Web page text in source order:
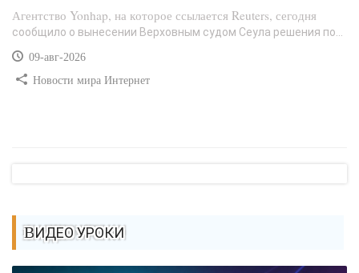
Агентство Yonhap, на которое ссылается Reuters, сегодня
сообщило о вынесении Верховным судом Сеула решения по...
09-авг-2026
Новости мира Интернет
ВИДЕО УРОКИ